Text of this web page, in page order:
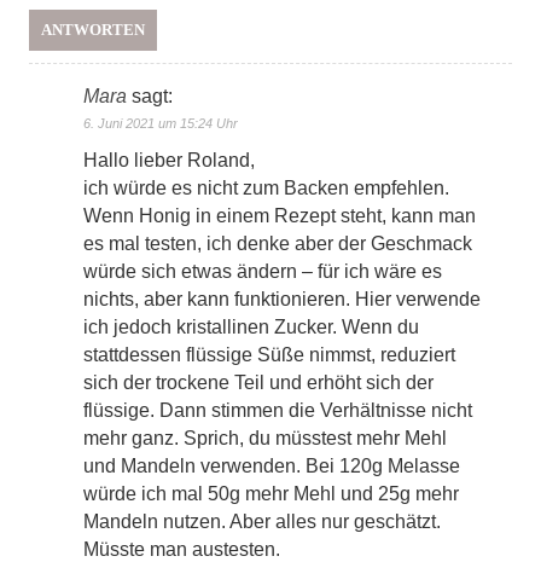
ANTWORTEN
Mara sagt:
6. Juni 2021 um 15:24 Uhr
Hallo lieber Roland,
ich würde es nicht zum Backen empfehlen.
Wenn Honig in einem Rezept steht, kann man
es mal testen, ich denke aber der Geschmack
würde sich etwas ändern – für ich wäre es
nichts, aber kann funktionieren. Hier verwende
ich jedoch kristallinen Zucker. Wenn du
stattdessen flüssige Süße nimmst, reduziert
sich der trockene Teil und erhöht sich der
flüssige. Dann stimmen die Verhältnisse nicht
mehr ganz. Sprich, du müsstest mehr Mehl
und Mandeln verwenden. Bei 120g Melasse
würde ich mal 50g mehr Mehl und 25g mehr
Mandeln nutzen. Aber alles nur geschätzt.
Müsste man austesten.